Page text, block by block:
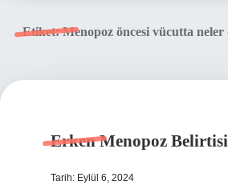
Etiket:Menopoz öncesi vücutta
Erken Menopoz
Tarih: Eylül 6, 2024